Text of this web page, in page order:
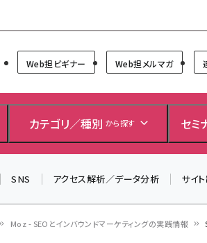
Forum
Web担ビギナー Web担メルマガ
カテゴリ／種別 から探す セミ
SNS アクセス解析／データ分析 サイ
Moz - SEOとインバウンドマーケティングの実践情報
＼ 読者アンケートにご協力ください
▼アンケートページはこちらから▼